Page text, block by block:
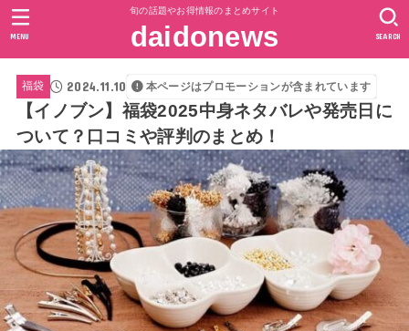
旬の話題やお得情報のまとめサイト
daidonews SEARCH
MENU
福袋 2024.11.10 本ページはプロモーションが含まれています
【イノブン】福袋2025中身ネタバレや発売日に
ついて？口コミや評判のまとめ！